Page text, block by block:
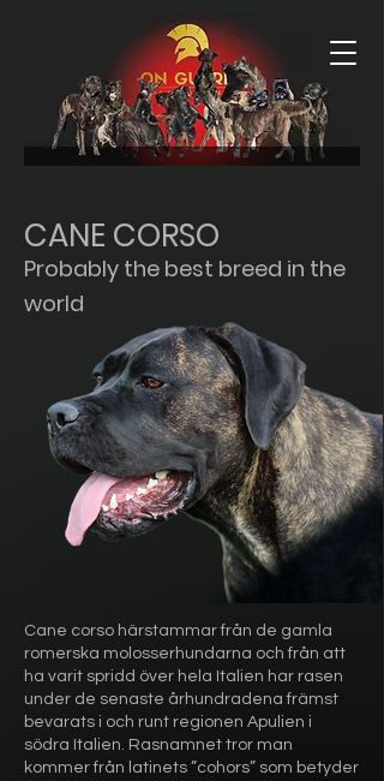
CANE CORSO
Probably the best breed in the
world
Cane corso härstammar från de gamla
romerska molosserhundarna och från att
ha varit spridd över hela Italien har rasen
under de senaste århundradena främst
bevarats i och runt regionen Apulien i
södra Italien. Rasnamnet tror man
kommer från latinets ”cohors” som betyder